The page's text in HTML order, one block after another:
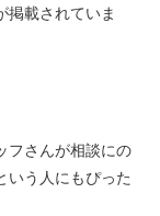
掲載されていま
フさんが相談にの
いう人にもぴった